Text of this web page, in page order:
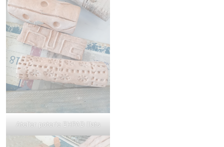
Atelier poterie EHPAD Illats